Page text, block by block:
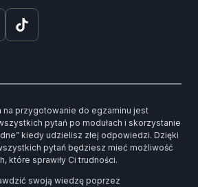
przygotowanie do egzaminu jest
pytań po modułach i skorzystanie
kiedy udzielisz złej odpowiedzi. Dzięki
pytań będziesz mieć możliwość
które sprawiły Ci trudności.
swoją wiedzę poprzez